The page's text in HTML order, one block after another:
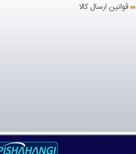
قوانین ارسال کالا